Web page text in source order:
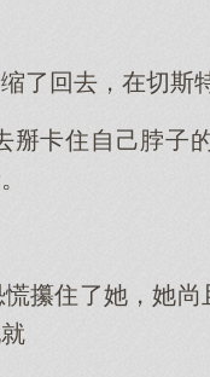
了回去，在切斯
卡住自己脖子
攥住了她，她